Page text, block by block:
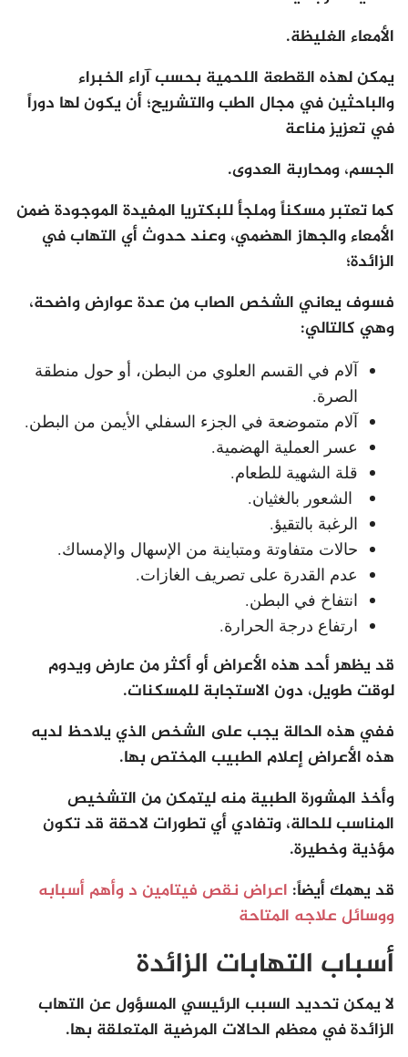
الأمعاء الغليظة.
يمكن لهذه القطعة اللحمية بحسب آراء الخبراء
والباحثين في مجال الطب والتشريح؛ أن يكون لها دوراً
في تعزيز مناعة
الجسم، ومحاربة العدوى.
كما تعتبر مسكناً وملجأ للبكتريا المفيدة الموجودة ضمن
الأمعاء والجهاز الهضمي، وعند حدوث أي التهاب في
الزائدة؛
فسوف يعاني الشخص الصاب من عدة عوارض واضحة،
وهي كالتالي:
آلام في القسم العلوي من البطن، أو حول منطقة
الصرة.
آلام متموضعة في الجزء السفلي الأيمن من البطن.
عسر العملية الهضمية.
قلة الشهية للطعام.
الشعور بالغثيان.
الرغبة بالتقيؤ.
حالات متفاوتة ومتباينة من الإسهال والإمساك.
عدم القدرة على تصريف الغازات.
انتفاخ في البطن.
ارتفاع درجة الحرارة.
قد يظهر أحد هذه الأعراض أو أكثر من عارض ويدوم
لوقت طويل، دون الاستجابة للمسكنات.
ففي هذه الحالة يجب على الشخص الذي يلاحظ لديه
هذه الأعراض إعلام الطبيب المختص بها.
وأخذ المشورة الطبية منه ليتمكن من التشخيص
المناسب للحالة، وتفادي أي تطورات لاحقة قد تكون
مؤذية وخطيرة.
قد يهمك أيضاً: اعراض نقص فيتامين د وأهم أسبابه
ووسائل علاجه المتاحة
أسباب التهابات الزائدة
لا يمكن تحديد السبب الرئيسي المسؤول عن التهاب
الزائدة في معظم الحالات المرضية المتعلقة بها.